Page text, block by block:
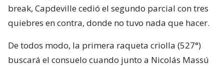
break, Capdeville cedió el segundo parcial con tres
quiebres en contra, donde no tuvo nada que hacer.
De todos modo, la primera raqueta criolla (527°)
buscará el consuelo cuando junto a Nicolás Massú